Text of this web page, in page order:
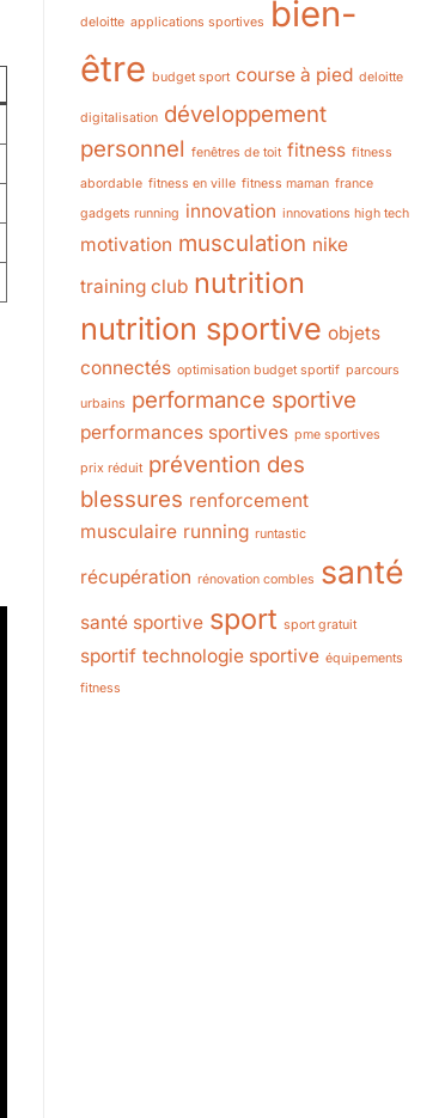
deloitte applications sportives
bien-
être budget sport course à pied deloitte
digitalisation développement
personnel fenêtres de toit fitness fitness
abordable fitness en ville fitness maman france
gadgets running innovation innovations high tech
motivation musculation nike
training club nutrition
nutrition sportive objets
connectés optimisation budget sportif parcours
urbains performance sportive
performances sportives pme sportives
prix réduit prévention des
blessures renforcement
musculaire running runtastic
récupération rénovation combles santé
santé sportive sport sport gratuit
sportif technologie sportive équipements
fitness